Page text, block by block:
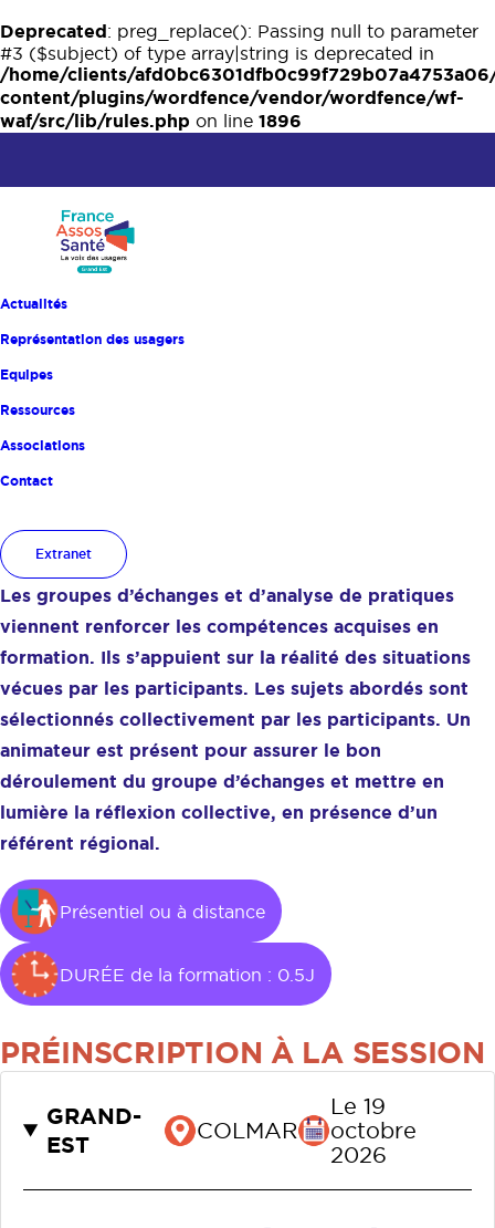
Deprecated: preg_replace(): Passing null to parameter
#3 ($subject) of type array|string is deprecated in
/home/clients/
content/plugins/wordfence/vendor/wordfence/wf-
waf/src/lib/rules.php on line 1896
Actualités
Représentation des usagers
Equipes
Ressources
Associations
Contact
Extranet
Groupe d’échanges et
d’analyse de pratiques
Les groupes d’échanges et d’analyse de pratiques
viennent renforcer les compétences acquises en
formation. Ils s’appuient sur la réalité des situations
vécues par les participants. Les sujets abordés sont
sélectionnés collectivement par les participants. Un
animateur est présent pour assurer le bon
déroulement du groupe d’échanges et mettre en
lumière la réflexion collective, en présence d’un
référent régional.
Présentiel ou à distance
DURÉE de la formation : 0.5J
PRÉINSCRIPTION À LA SESSION
GRAND-
EST
COLMAR
Le 19
octobre
2026